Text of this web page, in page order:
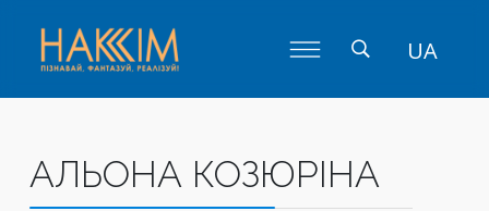
UA
АЛЬОНА КОЗЮРІНА